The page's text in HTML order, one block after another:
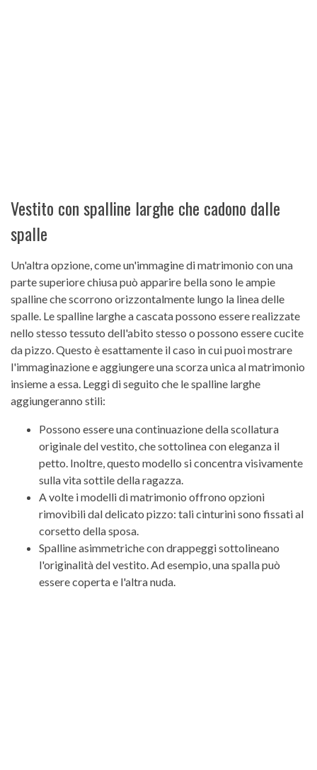
Vestito con spalline larghe che cadono dalle
spalle
Un'altra opzione, come un'immagine di matrimonio con una
parte superiore chiusa può apparire bella sono le ampie
spalline che scorrono orizzontalmente lungo la linea delle
spalle. Le spalline larghe a cascata possono essere realizzate
nello stesso tessuto dell'abito stesso o possono essere cucite
da pizzo. Questo è esattamente il caso in cui puoi mostrare
l'immaginazione e aggiungere una scorza unica al matrimonio
insieme a essa. Leggi di seguito che le spalline larghe
aggiungeranno stili:
Possono essere una continuazione della scollatura
originale del vestito, che sottolinea con eleganza il
petto. Inoltre, questo modello si concentra visivamente
sulla vita sottile della ragazza.
A volte i modelli di matrimonio offrono opzioni
rimovibili dal delicato pizzo: tali cinturini sono fissati al
corsetto della sposa.
Spalline asimmetriche con drappeggi sottolineano
l'originalità del vestito. Ad esempio, una spalla può
essere coperta e l'altra nuda.